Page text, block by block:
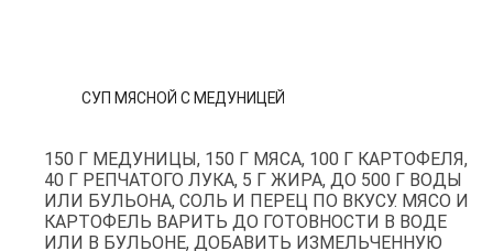
СУП МЯСНОЙ С МЕДУНИЦЕЙ
150 Г МЕДУНИЦЫ, 150 Г МЯСА, 100 Г КАРТОФЕЛЯ,
40 Г РЕПЧАТОГО ЛУКА, 5 Г ЖИРА, ДО 500 Г ВОДЫ
ИЛИ БУЛЬОНА, СОЛЬ И ПЕРЕЦ ПО ВКУСУ. МЯСО И
КАРТОФЕЛЬ ВАРИТЬ ДО ГОТОВНОСТИ В ВОДЕ
ИЛИ В БУЛЬОНЕ, ДОБАВИТЬ ИЗМЕЛЬЧЕННУЮ